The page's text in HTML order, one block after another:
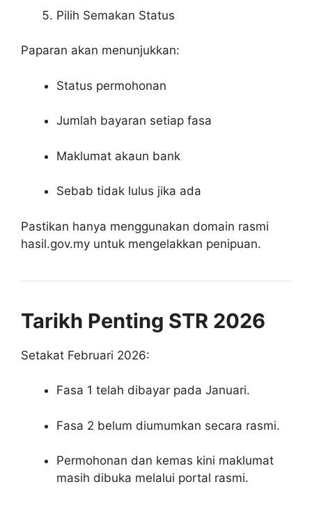
Pilih Semakan Status
Paparan akan menunjukkan:
Status permohonan
Jumlah bayaran setiap fasa
Maklumat akaun bank
Sebab tidak lulus jika ada
Pastikan hanya menggunakan domain rasmi
hasil.gov.my untuk mengelakkan penipuan.
Tarikh Penting STR 2026
Setakat Februari 2026:
Fasa 1 telah dibayar pada Januari.
Fasa 2 belum diumumkan secara rasmi.
Permohonan dan kemas kini maklumat
masih dibuka melalui portal rasmi.